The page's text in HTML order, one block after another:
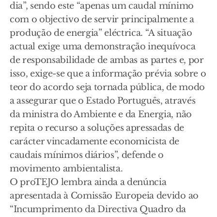
dia”, sendo este “apenas um caudal mínimo
com o objectivo de servir principalmente a
produção de energia” eléctrica. “A situação
actual exige uma demonstração inequívoca
de responsabilidade de ambas as partes e, por
isso, exige-se que a informação prévia sobre o
teor do acordo seja tornada pública, de modo
a assegurar que o Estado Português, através
da ministra do Ambiente e da Energia, não
repita o recurso a soluções apressadas de
carácter vincadamente economicista de
caudais mínimos diários”, defende o
movimento ambientalista.
O proTEJO lembra ainda a denúncia
apresentada à Comissão Europeia devido ao
“Incumprimento da Directiva Quadro da